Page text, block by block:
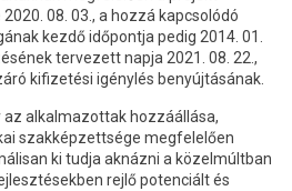
08. 03., a hozzá kapcsolódó
kezdő időpontja pedig 2014. 01.
tervezett napja 2021. 08. 22.,
kifizetési igénylés benyújtásának.
alkalmazottak hozzáállása,
szakképzettsége megfelelően
ki tudja aknázni a közelmúltban
rejlő potenciált és